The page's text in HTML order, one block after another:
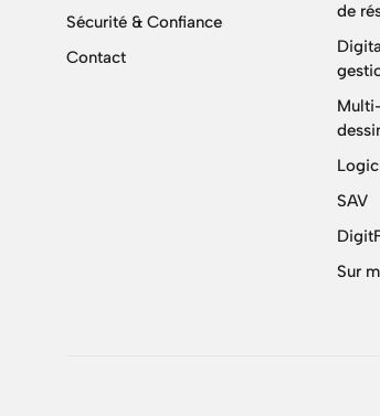
Sécurité & Confiance
Contact
de
SAV
Sur